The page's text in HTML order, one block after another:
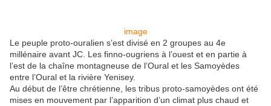
image
Le peuple proto-ouralien s’est divisé en 2 groupes au 4e
millénaire avant JC. Les finno-ougriens à l’ouest et en partie à
l’est de la chaîne montagneuse de l’Oural et les Samoyèdes
entre l’Oural et la rivière Yenisey.
Au début de l’être chrétienne, les tribus proto-samoyèdes ont été
mises en mouvement par l’apparition d’un climat plus chaud et